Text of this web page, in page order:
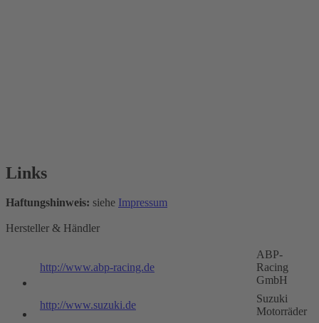
Links
Haftungshinweis: siehe Impressum
Hersteller & Händler
http://www.abp-racing.de
ABP-
Racing
GmbH
http://www.suzuki.de
Suzuki
Motorräder